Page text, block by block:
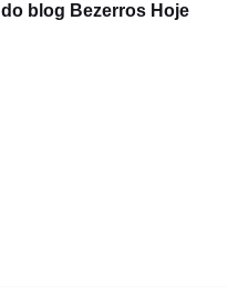
do blog Bezerros Hoje